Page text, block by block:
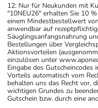
12: Nur für Neukunden mit
"10NEU26" erhalten Sie 10
einem Mindestbestellwert
anwendbar auf
Säuglingsanfangsnahrung
Bestellungen über
Aktionsvorteilen
einzulösen unter
Eingabe des
Vorteils automatisch vom
behalten uns das Recht vor,
wichtigen Grundes zu
Gutschein bzw. durch eine